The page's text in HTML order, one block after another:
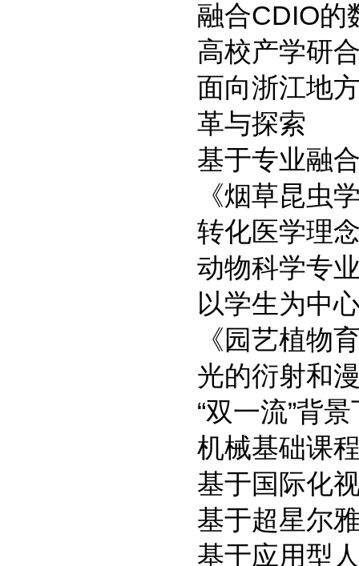
融合CDIO的
高校产学研
面向浙江地
革与探索
基于专业融
《烟草昆虫
转化医学理
动物科学专
以学生为中
《园艺植物
光的衍射和
“双一流”背
机械基础课
基于国际化
基于超星尔
基于应用型